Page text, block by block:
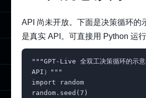
API 尚未开放。下面是决策循环的
是真实 API。可直接用 Python 运行
"""GPT-Live 全双工决策循环的示意
API）"""
import random
random.seed(7)